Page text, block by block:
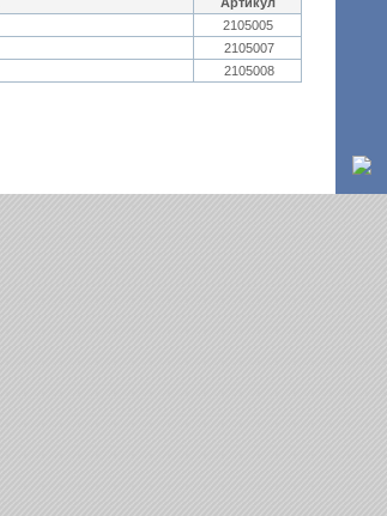
2105005
2105007
2105008